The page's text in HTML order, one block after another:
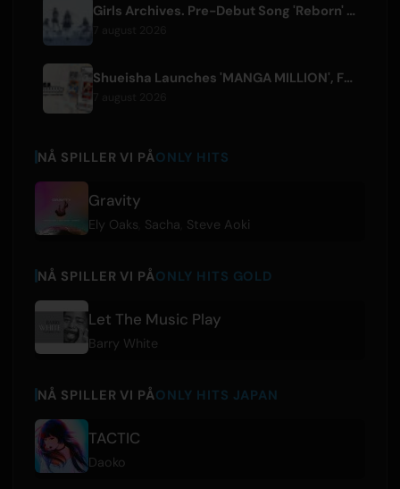
Girls Archives. Pre-Debut Song 'Reborn' is Theme for Netflix Film
Shueisha Launches 'MANGA MILLION', Free Global Library of 400 Manga Titles
NÅ SPILLER VI PÅONLY HITS
Gravity
Ely Oaks Sacha Steve Aoki
NÅ SPILLER VI PÅONLY HITS GOLD
Let The Music Play
Barry White
NÅ SPILLER VI PÅONLY HITS JAPAN
TACTIC
Daoko